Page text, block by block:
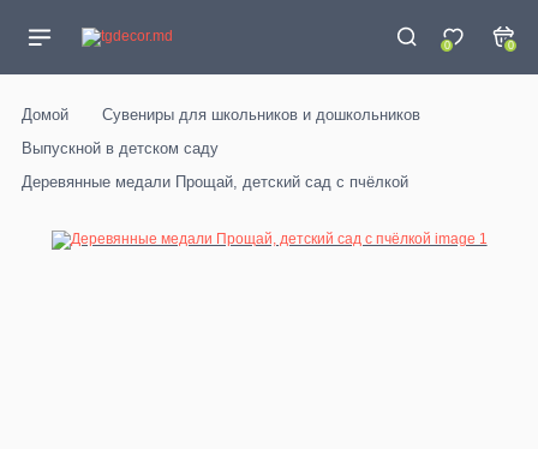
0 0
Домой
Сувениры для школьников и дошкольников
Выпускной в детском саду
Деревянные медали Прощай, детский сад с пчёлкой